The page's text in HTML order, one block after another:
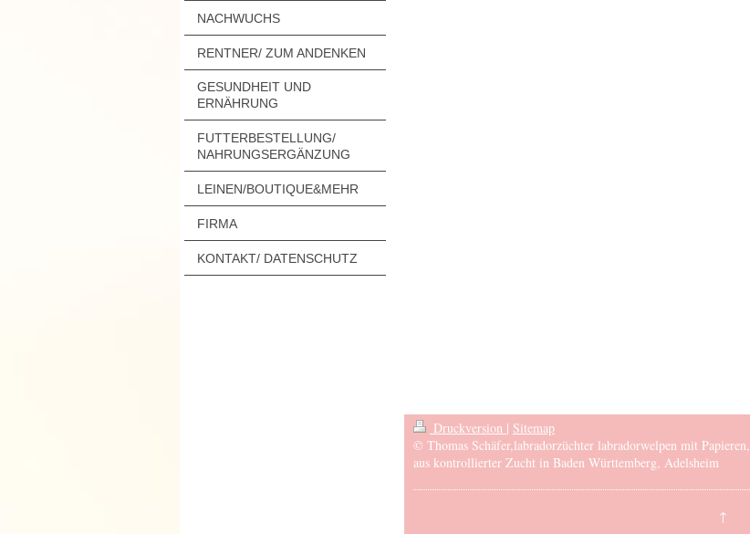
NACHWUCHS
RENTNER/ ZUM ANDENKEN
GESUNDHEIT UND
ERNÄHRUNG
FUTTERBESTELLUNG/
NAHRUNGSERGÄNZUNG
LEINEN/BOUTIQUE&MEHR
FIRMA
KONTAKT/ DATENSCHUTZ
Druckversion | Sitemap
© Thomas Schäfer,labradorzüchter labradorwelpen mit Papieren,
aus kontrollierter Zucht in Baden Württemberg, Adelsheim
↑